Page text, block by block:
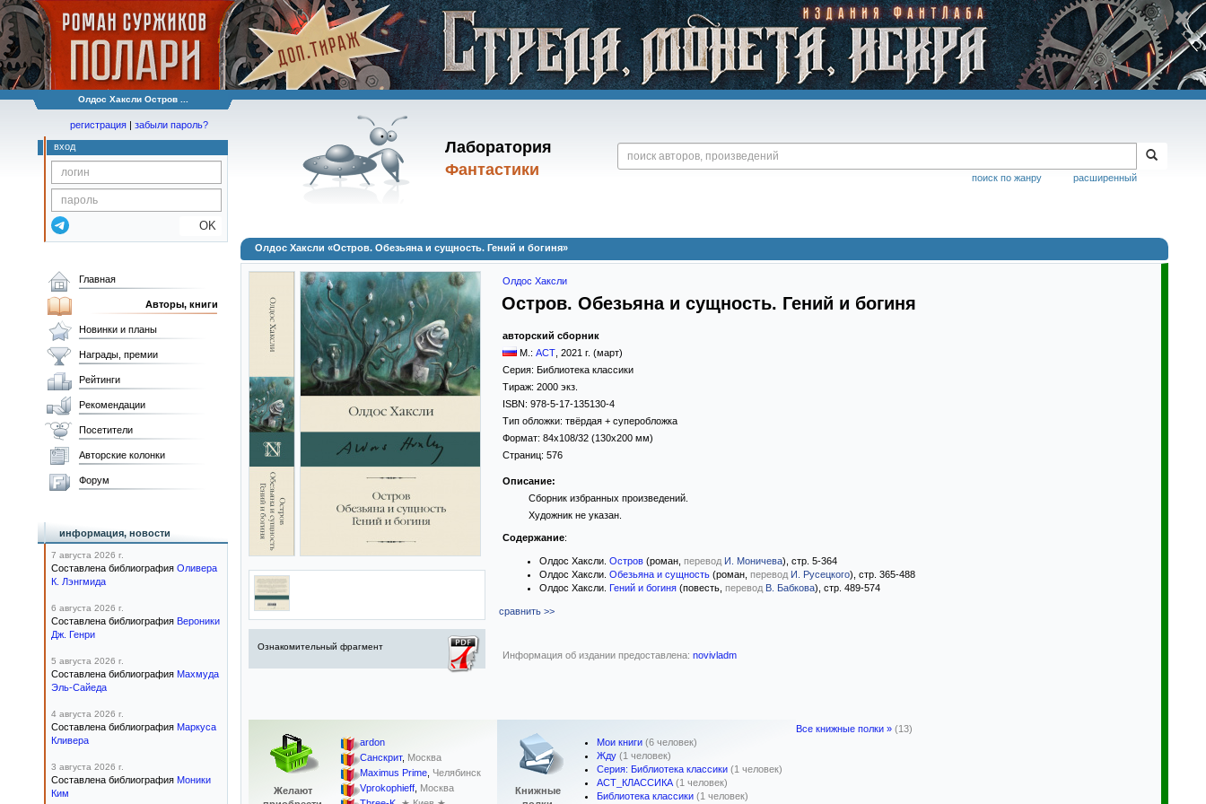
Олдос Хаксли Остров ...
Лаборатория
Фантастики
расширенный
поиск по жанру
регистрация | забыли пароль?
вход
OK
Олдос Хаксли «Остров. Обезьяна и сущность. Гений и богиня»
Ознакомительный фрагмент
Олдос Хаксли
Остров. Обезьяна и сущность. Гений и богиня
авторский сборник
М.: АСТ 2021 г. (март)
Серия: Библиотека классики
Тираж: 2000 экз.
ISBN: 978-5-17-135130-4
Тип обложки: твёрдая + суперобложка
Формат: 84x108/32 (130x200 мм)
Страниц: 576
Описание:
Сборник избранных произведений.
Художник не указан.
Содержание:
Олдос Хаксли. Остров (роман, перевод И. Моничева), стр. 5-364
Олдос Хаксли. Обезьяна и сущность (роман, перевод И. Русецкого), стр. 365-488
Олдос Хаксли. Гений и богиня (повесть, перевод В. Бабкова), стр. 489-574
сравнить >>
Информация об издании предоставлена: novivladm
Желают
ardon
Санскрит, Москва
Maximus Prime, Челябинск
Vprokophieff, Москва
Книжные
Мои книги (6 человек)
Жду (1 человек)
Серия: Библиотека классики (1 человек)
АСТ_КЛАССИКА (1 человек)
Библиотека классики (1 человек)
Все книжные полки » (13)
Главная
Авторы, книги
Новинки и планы
Награды, премии
Рейтинги
Рекомендации
Посетители
Авторские колонки
Форум
информация, новости
7 августа 2026 г.
Составлена библиография Оливера
К. Лэнгмида
6 августа 2026 г.
Составлена библиография Вероники
Дж. Генри
5 августа 2026 г.
Составлена библиография Махмуда
Эль-Сайеда
4 августа 2026 г.
Составлена библиография Маркуса
Кливера
3 августа 2026 г.
Составлена библиография Моники
Ким